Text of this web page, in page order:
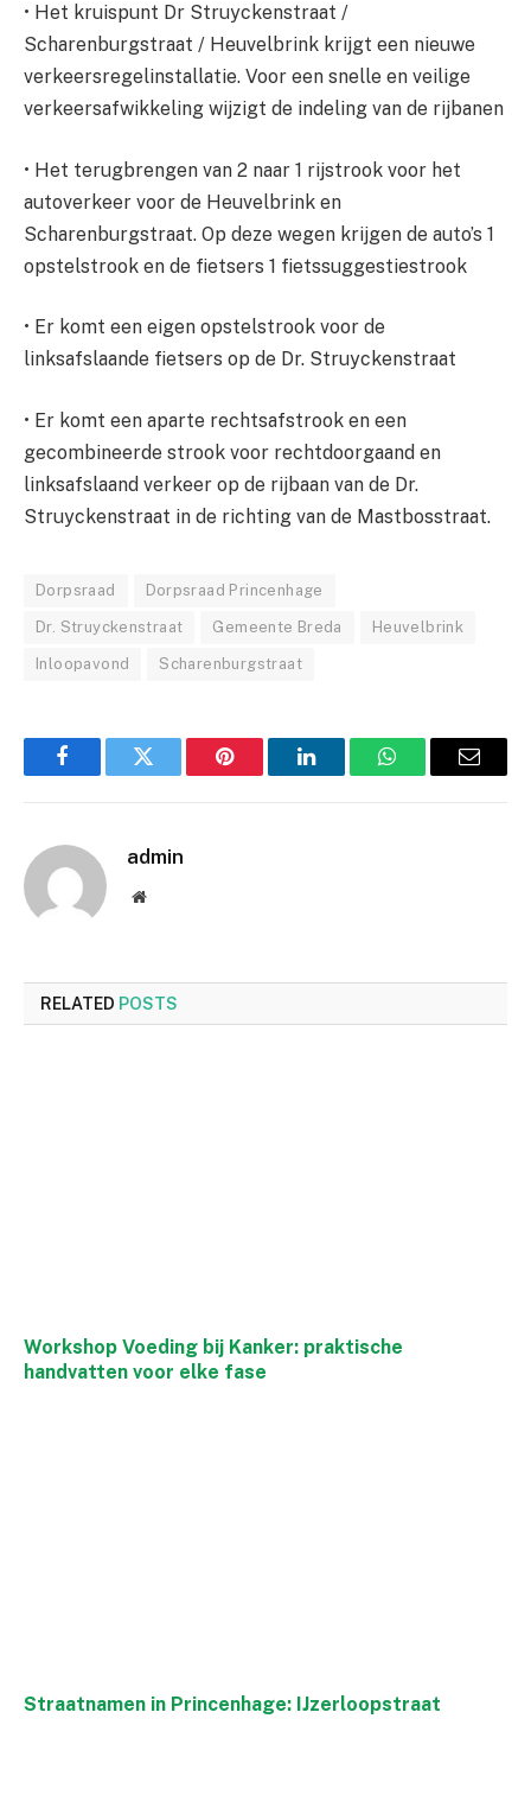
• Het kruispunt Dr Struyckenstraat /
Scharenburgstraat / Heuvelbrink krijgt een nieuwe
verkeersregelinstallatie. Voor een snelle en veilige
verkeersafwikkeling wijzigt de indeling van de rijbanen
• Het terugbrengen van 2 naar 1 rijstrook voor het
autoverkeer voor de Heuvelbrink en
Scharenburgstraat. Op deze wegen krijgen de auto’s 1
opstelstrook en de fietsers 1 fietssuggestiestrook
• Er komt een eigen opstelstrook voor de
linksafslaande fietsers op de Dr. Struyckenstraat
• Er komt een aparte rechtsafstrook en een
gecombineerde strook voor rechtdoorgaand en
linksafslaand verkeer op de rijbaan van de Dr.
Struyckenstraat in de richting van de Mastbosstraat.
Dorpsraad Dorpsraad Princenhage
Dr. Struyckenstraat Gemeente Breda Heuvelbrink
Inloopavond Scharenburgstraat
FacebookTwitter Pinterest LinkedInWhatsAppEmail
admin
Website
RELATED POSTS
Workshop Voeding bij Kanker: praktische
handvatten voor elke fase
Straatnamen in Princenhage: IJzerloopstraat